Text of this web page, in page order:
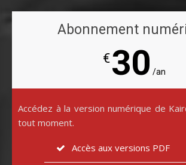
Abonnement
€30 /an
Accédez à la version numérique de
tout moment.
Accès aux versions PDF